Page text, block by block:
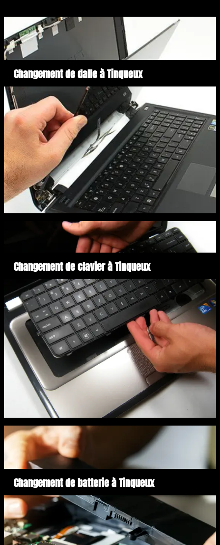
Changement de dalle à Tinqueux
Changement de clavier à Tinqueux
Changement de batterie à Tinqueux